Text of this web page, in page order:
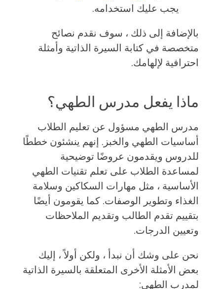
يجب عليك استخدامه.
بالإضافة إلى ذلك ، سوف نقدم نصائح
متخصصة في كتابة السيرة الذاتية وأمثلة
احترافية لإلهامك.
ماذا يفعل مدرس الطهي؟
مدرس الطهي مسؤول عن تعليم الطلاب
أساسيات الطهي والخبز. إنهم ينشئون خططًا
للدروس ويقدمون عروضًا توضيحية
لمساعدة الطلاب على تعلم تقنيات الطهي
الأساسية ، مثل مهارات السكاكين وسلامة
الغذاء وتطوير الوصفات. كما يقومون أيضًا
بتقييم تقدم الطالب وتقديم الملاحظات
وتعيين الدرجات.
نحن على وشك أن نبدأ ، ولكن أولاً ، إليك
بعض الأمثلة الأخرى المتعلقة بالسيرة الذاتية
لمدرب الطهي: